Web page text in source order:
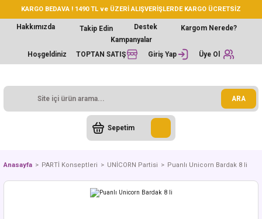
KARGO BEDAVA ! 1490 TL ve ÜZERİ ALIŞVERİŞLERDE KARGO ÜCRETSİZ
Hakkımızda Takip Edin Destek
Kargom Nerede?
Kampanyalar
Hoşgeldiniz
TOPTAN SATIŞ Giriş Yap Üye Ol
ARA
Sepetim
Anasayfa PARTİ Konseptleri UNİCORN Partisi Puanlı Unicorn Bardak 8 li